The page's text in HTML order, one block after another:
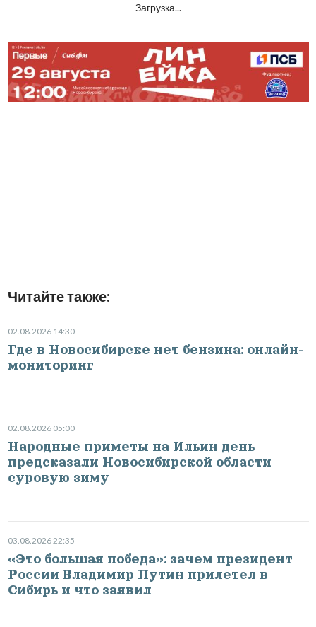
Загрузка...
Читайте также:
02.08.2026 14:30
Где в Новосибирске нет бензина: онлайн-
мониторинг
02.08.2026 05:00
Народные приметы на Ильин день
предсказали Новосибирской области
суровую зиму
03.08.2026 22:35
«Это большая победа»: зачем президент
России Владимир Путин прилетел в
Сибирь и что заявил